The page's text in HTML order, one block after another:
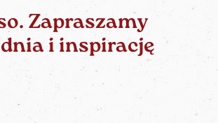
Zapraszamy
dnia i inspirację